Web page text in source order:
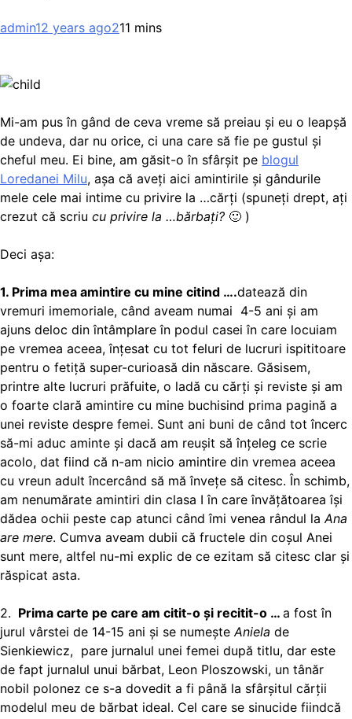
admin12 years ago211 mins
Mi-am pus în gând de ceva vreme să preiau și eu o leapșă
de undeva, dar nu orice, ci una care să fie pe gustul și
cheful meu. Ei bine, am găsit-o în sfârșit pe blogul
Loredanei Milu, așa că aveți aici amintirile și gândurile
mele cele mai intime cu privire la …cărți (spuneți drept, ați
crezut că scriu cu privire la …bărbați? 🙂 )
Deci așa:
1. Prima mea amintire cu mine citind ….datează din
vremuri imemoriale, când aveam numai 4-5 ani și am
ajuns deloc din întâmplare în podul casei în care locuiam
pe vremea aceea, înțesat cu tot feluri de lucruri ispititoare
pentru o fetiță super-curioasă din născare. Găsisem,
printre alte lucruri prăfuite, o ladă cu cărți și reviste și am
o foarte clară amintire cu mine buchisind prima pagină a
unei reviste despre femei. Sunt ani buni de când tot încerc
să-mi aduc aminte și dacă am reușit să înțeleg ce scrie
acolo, dat fiind că n-am nicio amintire din vremea aceea
cu vreun adult încercând să mă învețe să citesc. În schimb,
am nenumărate amintiri din clasa I în care învățătoarea își
dădea ochii peste cap atunci când îmi venea rândul la Ana
are mere. Cumva aveam dubii că fructele din coșul Anei
sunt mere, altfel nu-mi explic de ce ezitam să citesc clar și
răspicat asta.
2. Prima carte pe care am citit-o și recitit-o … a fost în
jurul vârstei de 14-15 ani și se numește Aniela de
Sienkiewicz, pare jurnalul unei femei după titlu, dar este
de fapt jurnalul unui bărbat, Leon Ploszowski, un tânăr
nobil polonez ce s-a dovedit a fi până la sfârșitul cărții
modelul meu de bărbat ideal. Cel care se sinucide fiindcă